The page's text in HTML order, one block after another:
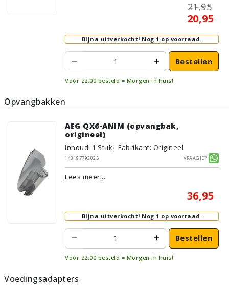
21,95
20,95
Bijna uitverkocht! Nog 1 op voorraad.
Bestellen
Vóór 22:00 besteld = Morgen in huis!
Opvangbakken
AEG QX6-ANIM (opvangbak,
origineel)
Inhoud: 1 Stuk| Fabrikant: Origineel
140197792025
Vraagje?
Lees meer...
36,95
Bijna uitverkocht! Nog 1 op voorraad.
Bestellen
Vóór 22:00 besteld = Morgen in huis!
Voedingsadapters